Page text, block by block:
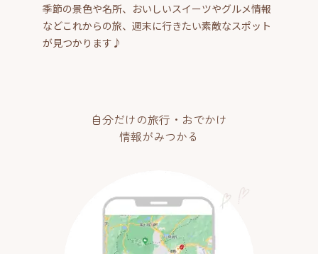
季節の景色や名所、おいしいスイーツやグルメ情報
などこれからの旅、週末に行きたい素敵なスポット
が見つかります♪
自分だけの旅行・おでかけ
情報がみつかる